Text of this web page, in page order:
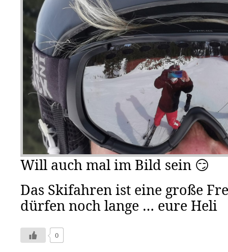
Will auch mal im Bild sein 😏
Das Skifahren ist eine große
dürfen noch lange … eure Heli
0